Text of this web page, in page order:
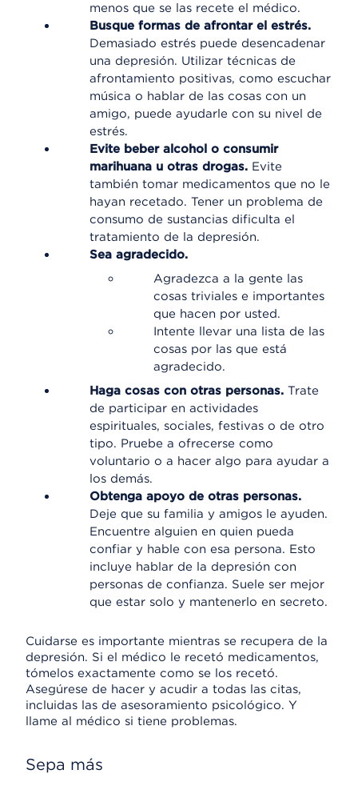
menos que se las recete el médico.
Busque formas de afrontar el estrés.
Demasiado estrés puede desencadenar
una depresión. Utilizar técnicas de
afrontamiento positivas, como escuchar
música o hablar de las cosas con un
amigo, puede ayudarle con su nivel de
estrés.
Evite beber alcohol o consumir
marihuana u otras drogas. Evite
también tomar medicamentos que no le
hayan recetado. Tener un problema de
consumo de sustancias dificulta el
tratamiento de la depresión.
Sea agradecido.
Agradezca a la gente las
cosas triviales e importantes
que hacen por usted.
Intente llevar una lista de las
cosas por las que está
agradecido.
Haga cosas con otras personas. Trate
de participar en actividades
espirituales, sociales, festivas o de otro
tipo. Pruebe a ofrecerse como
voluntario o a hacer algo para ayudar a
los demás.
Obtenga apoyo de otras personas.
Deje que su familia y amigos le ayuden.
Encuentre alguien en quien pueda
confiar y hable con esa persona. Esto
incluye hablar de la depresión con
personas de confianza. Suele ser mejor
que estar solo y mantenerlo en secreto.
Cuidarse es importante mientras se recupera de la
depresión. Si el médico le recetó medicamentos,
tómelos exactamente como se los recetó.
Asegúrese de hacer y acudir a todas las citas,
incluidas las de asesoramiento psicológico. Y
llame al médico si tiene problemas.
Sepa más